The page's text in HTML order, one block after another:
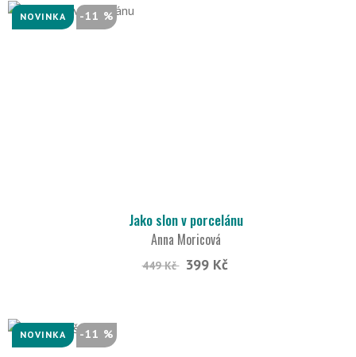
NOVINKA -11 %
Jako slon v porcelánu
Anna Moricová
449 Kč 399 Kč
NOVINKA -11 %